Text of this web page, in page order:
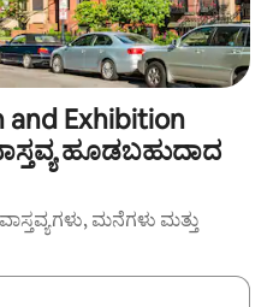
and Exhibition
ಹೂಡಬಹುದಾದ
ಮನೆಗಳು ಮತ್ತು